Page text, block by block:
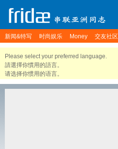
新闻&特写 时尚娱乐 Money 交友社区
Please select your preferred language.
請選擇你慣用的語言。
请选择你惯用的语言。